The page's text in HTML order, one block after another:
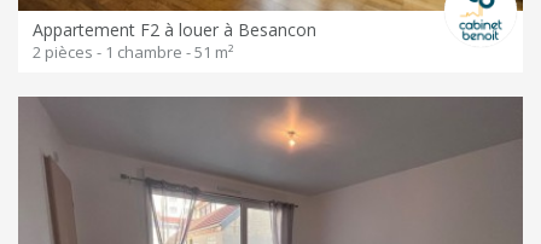
Appartement F2 à louer à Besancon
2 pièces - 1 chambre - 51 m²